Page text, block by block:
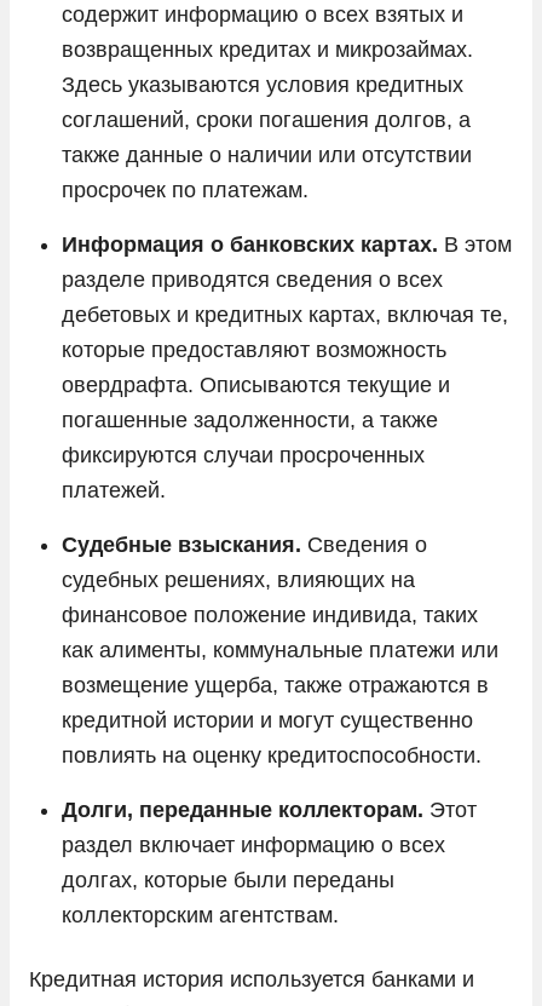
содержит информацию о всех взятых и
возвращенных кредитах и микрозаймах.
Здесь указываются условия кредитных
соглашений, сроки погашения долгов, а
также данные о наличии или отсутствии
просрочек по платежам.
Информация о банковских картах. В этом
разделе приводятся сведения о всех
дебетовых и кредитных картах, включая те,
которые предоставляют возможность
овердрафта. Описываются текущие и
погашенные задолженности, а также
фиксируются случаи просроченных
платежей.
Судебные взыскания. Сведения о
судебных решениях, влияющих на
финансовое положение индивида, таких
как алименты, коммунальные платежи или
возмещение ущерба, также отражаются в
кредитной истории и могут существенно
повлиять на оценку кредитоспособности.
Долги, переданные коллекторам. Этот
раздел включает информацию о всех
долгах, которые были переданы
коллекторским агентствам.
Кредитная история используется банками и